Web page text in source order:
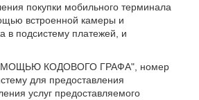
покупки мобильного терминала
встроенной камеры и
в подсистему платежей, и
КОДОВОГО ГРАФА", номер
для предоставления
услуг предоставляемого